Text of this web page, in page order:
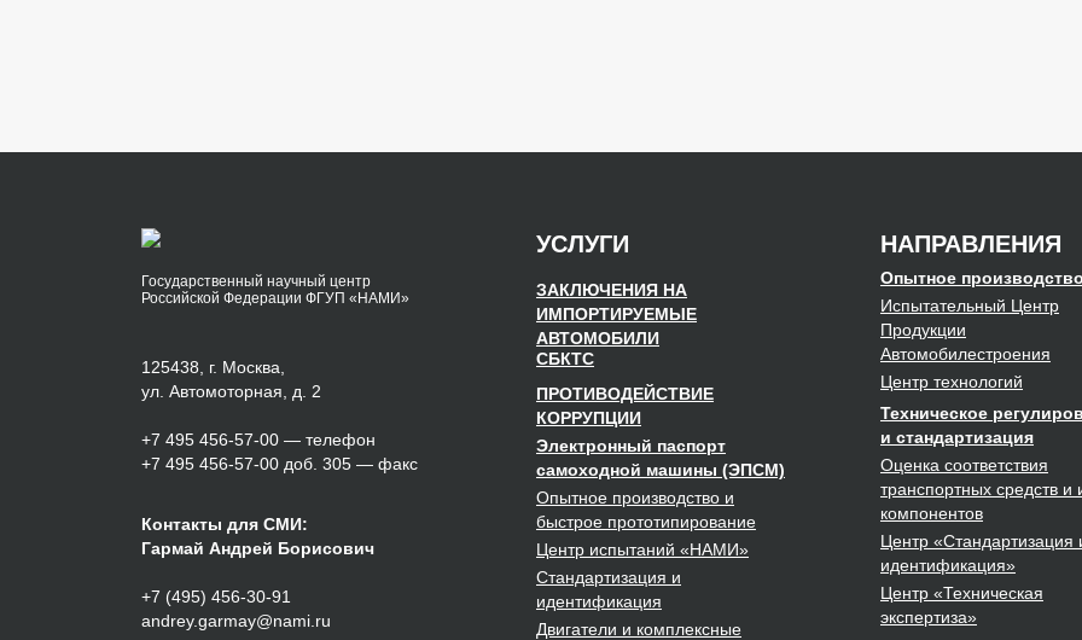
Государственный научный центр
Российской Федерации ФГУП «НАМИ»
125438, г. Москва,
ул. Автомоторная, д. 2
+7 495 456-57-00 — телефон
+7 495 456-57-00 доб. 305 — факс
Контакты для СМИ:
Гармай Андрей Борисович
+7 (495) 456-30-91
andrey.garmay@nami.ru
УСЛУГИ
ЗАКЛЮЧЕНИЯ НА
ИМПОРТИРУЕМЫЕ
АВТОМОБИЛИ
СБКТС
ПРОТИВОДЕЙСТВИЕ
КОРРУПЦИИ
Электронный паспорт
самоходной машины (ЭПСМ)
Опытное производство и
быстрое прототипирование
Центр испытаний «НАМИ»
Стандартизация и
идентификация
Двигатели и комплексные
НАПРАВЛЕНИЯ
Опытное производство
Испытательный Центр
Продукции
Автомобилестроения
Центр технологий
Техническое
и стандартизация
Оценка соответствия
транспортных средств и
компонентов
Центр «Стандартизация
идентификация»
Центр «Техническая
экспертиза»